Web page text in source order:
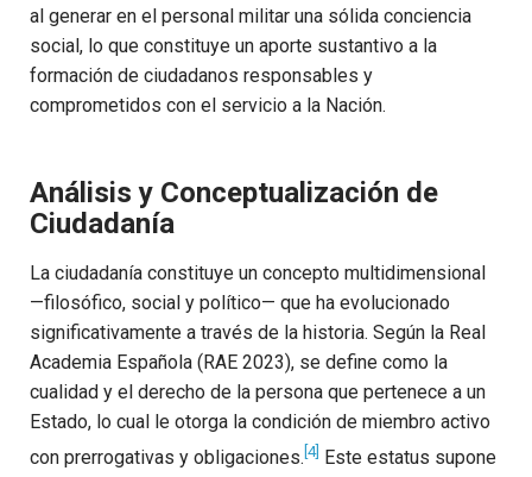
al generar en el personal militar una sólida conciencia
social, lo que constituye un aporte sustantivo a la
formación de ciudadanos responsables y
comprometidos con el servicio a la Nación.
Análisis y Conceptualización de
Ciudadanía
La ciudadanía constituye un concepto multidimensional
—filosófico, social y político— que ha evolucionado
significativamente a través de la historia. Según la Real
Academia Española (RAE 2023), se define como la
cualidad y el derecho de la persona que pertenece a un
Estado, lo cual le otorga la condición de miembro activo
con prerrogativas y obligaciones. [4] Este estatus supone